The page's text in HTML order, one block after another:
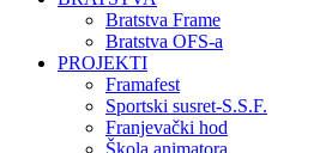
Bratstva Frame
Bratstva OFS-a
PROJEKTI
Framafest
Sportski susret-S.S.F.
Franjevački hod
Škola animatora